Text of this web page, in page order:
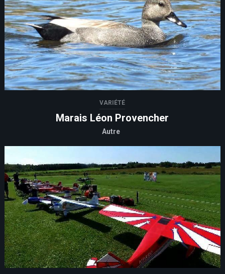
VARIÉTÉ
Marais Léon Provencher
Autre